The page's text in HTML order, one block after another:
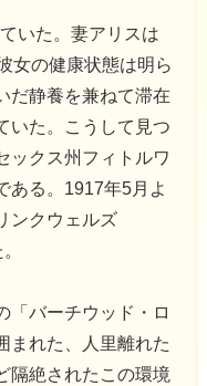
いた。妻アリスは
女の健康状態は明ら
だ静養を兼ねて滞在
いた。こうして見つ
ックス州フィトルワ
ある。1917年5月よ
ンクウェルズ
バーチウッド・ロ
まれた、人里離れた
隔絶されたこの環境